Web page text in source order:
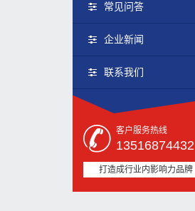
常见问答
企业新闻
联系我们
客户服务热线
13516874432
打造成行业内影响力品牌